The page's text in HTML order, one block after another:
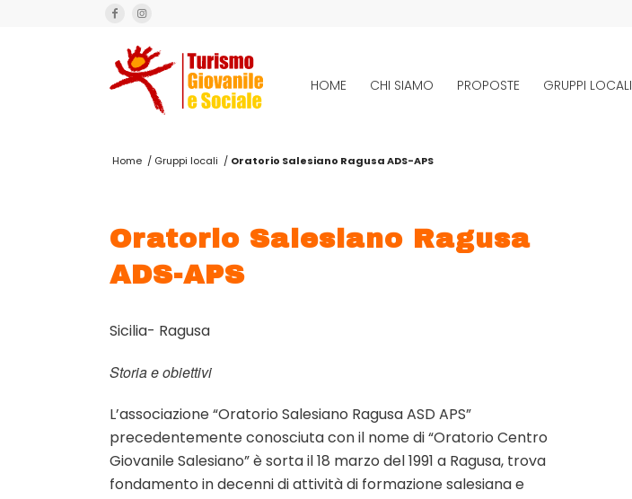
HOME CHI SIAMO PROPOSTE GRUPPI LOCALI
Home / Gruppi locali / Oratorio Salesiano Ragusa ADS-APS
Oratorio Salesiano Ragusa
ADS-APS
Sicilia- Ragusa
Storia e obiettivi
L’associazione “Oratorio Salesiano Ragusa ASD APS”
precedentemente conosciuta con il nome di “Oratorio Centro
Giovanile Salesiano” è sorta il 18 marzo del 1991 a Ragusa, trova
fondamento in decenni di attività di formazione salesiana e